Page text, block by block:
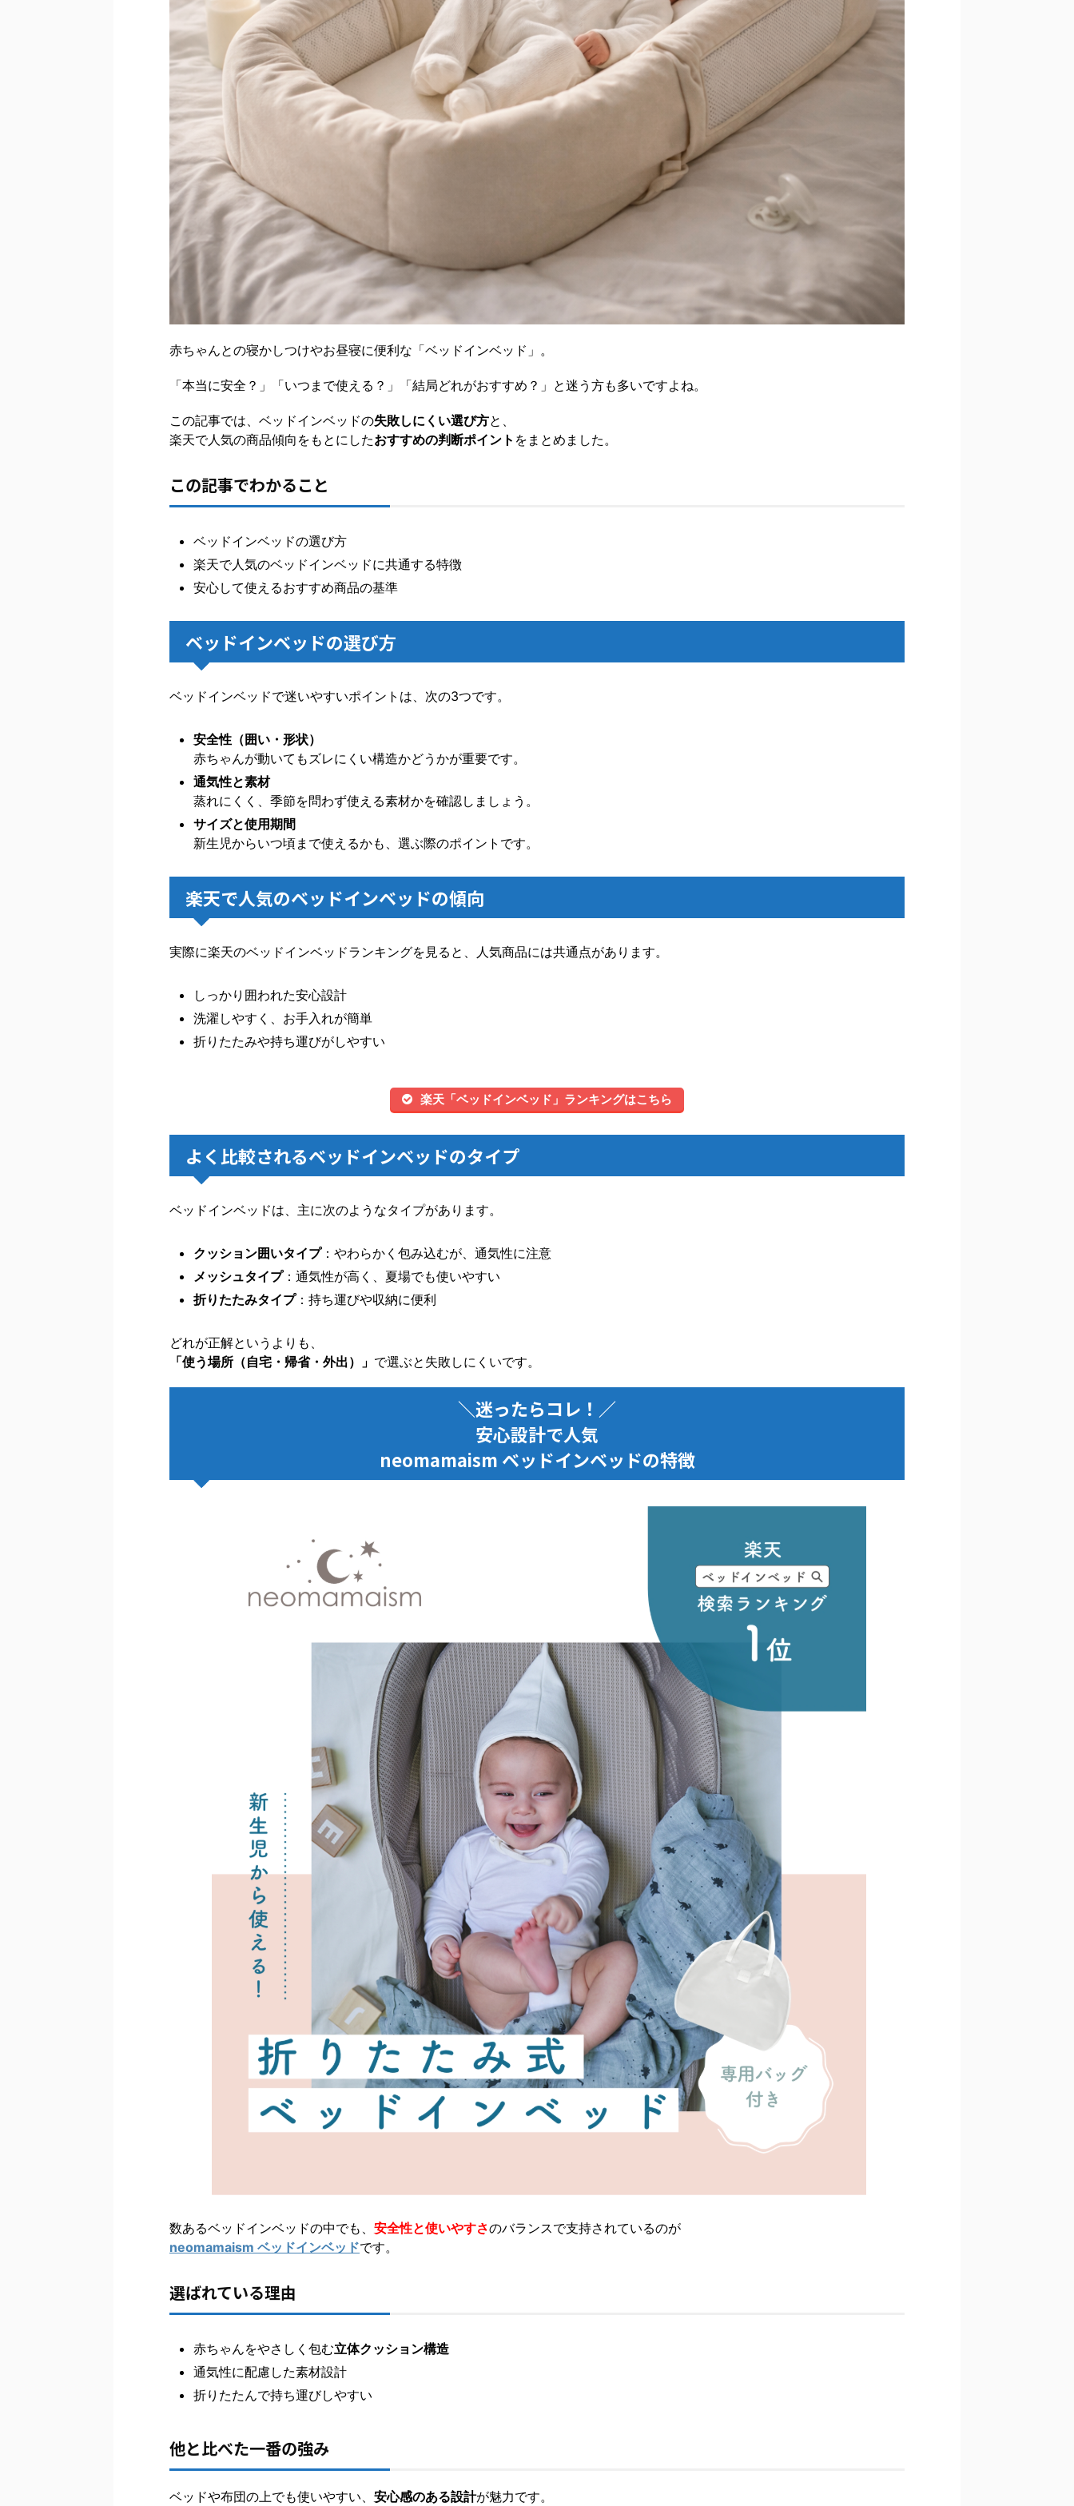
赤ちゃんとの寝かしつけやお昼寝に便利な「ベッドインベッド」。
「本当に安全？」「いつまで使える？」「結局どれがおすすめ？」と迷う方も多いですよね。
この記事では、ベッドインベッドの失敗しにくい選び方と、
楽天で人気の商品傾向をもとにしたおすすめの判断ポイント をまとめました。
この記事でわかること
ベッドインベッドの選び方
楽天で人気のベッドインベッドに共通する特徴
安心して使えるおすすめ商品の基準
ベッドインベッドの選び方
ベッドインベッドで迷いやすいポイントは、次の3つです。
安全性（囲い・形状）
赤ちゃんが動いてもズレにくい構造かどうかが重要です。
通気性と素材
蒸れにくく、季節を問わず使える素材かを確認しましょう。
サイズと使用期間
新生児からいつ頃まで使えるかも、選ぶ際のポイントです。
楽天で人気のベッドインベッドの傾向
実際に楽天のベッドインベッドランキングを見ると、人気商品には共通点があります。
しっかり囲われた安心設計
洗濯しやすく、お手入れが簡単
折りたたみや持ち運びがしやすい
楽天「ベッドインベッド」ランキングはこちら
よく比較されるベッドインベッドのタイプ
ベッドインベッドは、主に次のようなタイプがあります。
クッション囲いタイプ：やわらかく包み込むが、通気性に注意
メッシュタイプ：通気性が高く、夏場でも使いやすい
折りたたみタイプ：持ち運びや収納に便利
どれが正解というよりも、
「使う場所（自宅・帰省・外出）」 で選ぶと失敗しにくいです。
＼迷ったらコレ！／
安心設計で人気
neomamaism ベッドインベッドの特徴
数あるベッドインベッドの中でも、 安全性と使いやすさのバランスで支持されているのが
neomamaism ベッドインベッドです。
選ばれている理由
赤ちゃんをやさしく包む立体クッション構造
通気性に配慮した素材設計
折りたたんで持ち運びしやすい
他と比べた一番の強み
ベッドや布団の上でも使いやすい、 安心感のある設計が魅力です。